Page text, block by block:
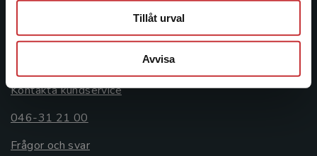
Tillåt urval
Avvisa
Åkergränden 1
Kontakta kundservice
046-31 21 00
Frågor och svar